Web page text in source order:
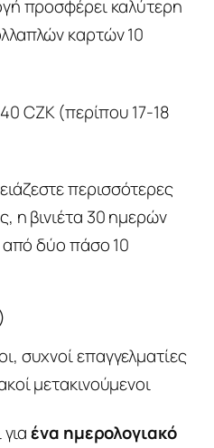
προσφέρει καλύτερη
καρτών 10
CZK (περίπου 17-18
περισσότερες
η βινιέτα 30 ημερών
από δύο πάσο 10
συχνοί επαγγελματίες
μετακινούμενοι
γιαένα ημερολογιακό